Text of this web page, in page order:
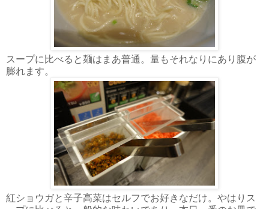
スープに比べると麺はまあ普通。量もそれなりにあり腹が
膨れます。
紅ショウガと辛子高菜はセルフでお好きなだけ。やはりス